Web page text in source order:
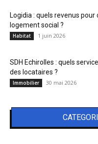
Logidia : quels revenus pour
logement social ?
Habitat 1 juin 2026
SDH Echirolles : quels
des locataires ?
Immobilier 30 mai 2026